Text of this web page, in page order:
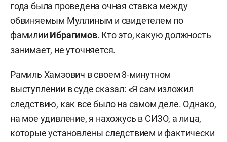
Следователь на заседании в декабре заявил:
Муллин действовал, «явно превышая свои
должностные полномочия», также он знал о том,
что ИП Искандер Ахатов не исполнял свои
уголовном деле две статьи УК РФ —
«Мошенничество» (ст. 159) и «Превышение
должностных полномочий» (ст. 286). Общий
ущерб — более 36 миллионов.
года была проведена очная ставка между
обвиняемым Муллиным и свидетелем по
фамилии Ибрагимов. Кто это, какую должность
занимает, не уточняется.
Рамиль Хамзович в своем 8-минутном
выступлении в суде сказал: «Я сам изложил
следствию, как все было на самом деле. Однако,
на мое удивление, я нахожусь в СИЗО, а лица,
которые установлены следствием и фактически